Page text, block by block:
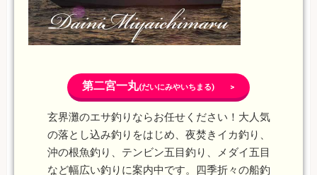
第二宮一丸(だいにみやいちまる) >
玄界灘のエサ釣りならお任せください！大人気
の落とし込み釣りをはじめ、夜焚きイカ釣り、
沖の根魚釣り、テンビン五目釣り、メダイ五目
など幅広い釣りに案内中です。四季折々の船釣